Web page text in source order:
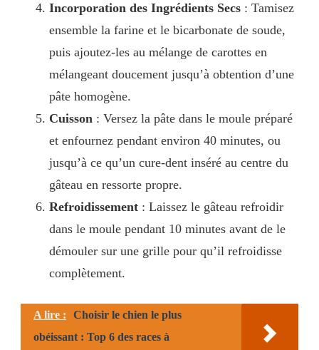
Incorporation des Ingrédients Secs : Tamisez
ensemble la farine et le bicarbonate de soude,
puis ajoutez-les au mélange de carottes en
mélangeant doucement jusqu’à obtention d’une
pâte homogène.
Cuisson : Versez la pâte dans le moule préparé
et enfournez pendant environ 40 minutes, ou
jusqu’à ce qu’un cure-dent inséré au centre du
gâteau en ressorte propre.
Refroidissement : Laissez le gâteau refroidir
dans le moule pendant 10 minutes avant de le
démouler sur une grille pour qu’il refroidisse
complètement.
A lire :
Choisir le chien le plus
obéissant : Top 6 des races à